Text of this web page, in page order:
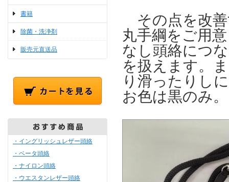
書籍
除菌・洗浄剤
販売元直送品
・イングリッシュレザー頭絡
・ベータ頭絡
・ナイロン頭絡
・ウエスタンレザー頭絡
その点を改善
丸手綱をご用
なし頭絡につ
を扱えます。
り滑ったりし
お色は黒のみ。